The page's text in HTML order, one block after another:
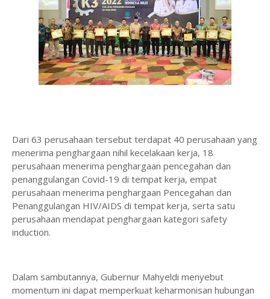
Dari 63 perusahaan tersebut terdapat 40 perusahaan yang
menerima penghargaan nihil kecelakaan kerja, 18
perusahaan menerima penghargaan pencegahan dan
penanggulangan Covid-19 di tempat kerja, empat
perusahaan menerima penghargaan Pencegahan dan
Penanggulangan HIV/AIDS di tempat kerja, serta satu
perusahaan mendapat penghargaan kategori safety
induction.
Dalam sambutannya, Gubernur Mahyeldi menyebut
momentum ini dapat memperkuat keharmonisan hubungan